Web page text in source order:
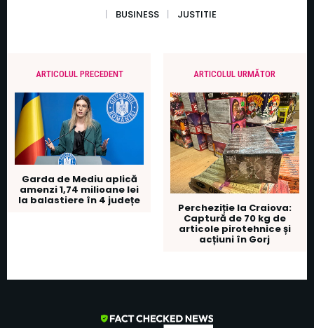
BUSINESS
JUSTITIE
ARTICOLUL PRECEDENT
Garda de Mediu aplică
amenzi 1,74 milioane lei
la balastiere în 4 județe
ARTICOLUL URMĂTOR
Percheziție la Craiova:
Captură de 70 kg de
articole pirotehnice și
acțiuni în Gorj